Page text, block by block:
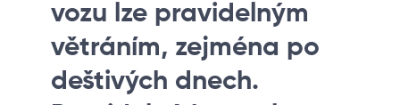
vozu lze pravidelným
větráním, zejména po
deštivých dnech.